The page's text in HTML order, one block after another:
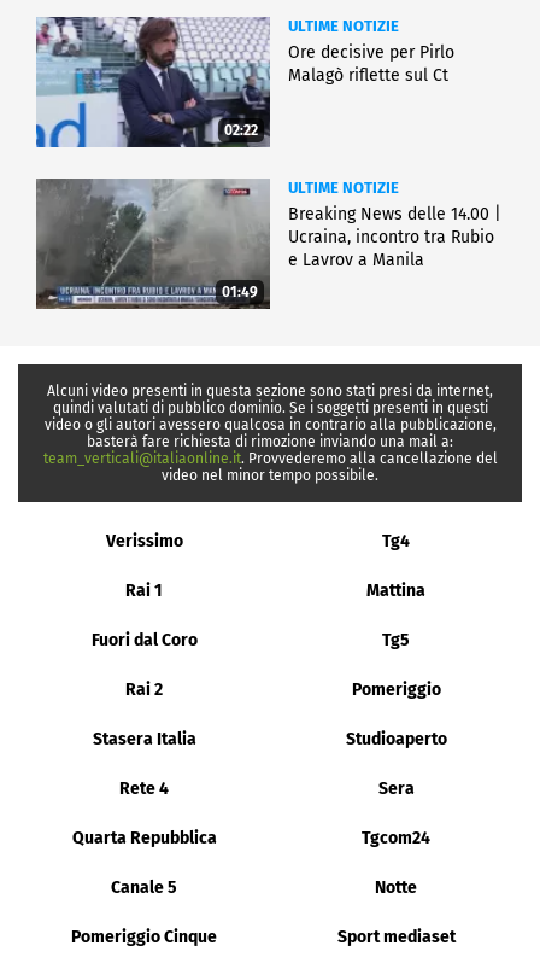
02:22
ULTIME NOTIZIE
Ore decisive per Pirlo
Malagò riflette sul Ct
01:49
ULTIME NOTIZIE
Breaking News delle 14.00 |
Ucraina, incontro tra Rubio
e Lavrov a Manila
Alcuni video presenti in questa sezione sono stati presi da internet,
quindi valutati di pubblico dominio. Se i soggetti presenti in questi
video o gli autori avessero qualcosa in contrario alla pubblicazione,
basterà fare richiesta di rimozione inviando una mail a:
team_verticali@italiaonline.it. Provvederemo alla cancellazione del
video nel minor tempo possibile.
Verissimo Tg4
Rai 1 Mattina
Fuori dal Coro Tg5
Rai 2 Pomeriggio
Stasera Italia Studioaperto
Rete 4 Sera
Quarta Repubblica Tgcom24
Canale 5 Notte
Pomeriggio Cinque Sport mediaset